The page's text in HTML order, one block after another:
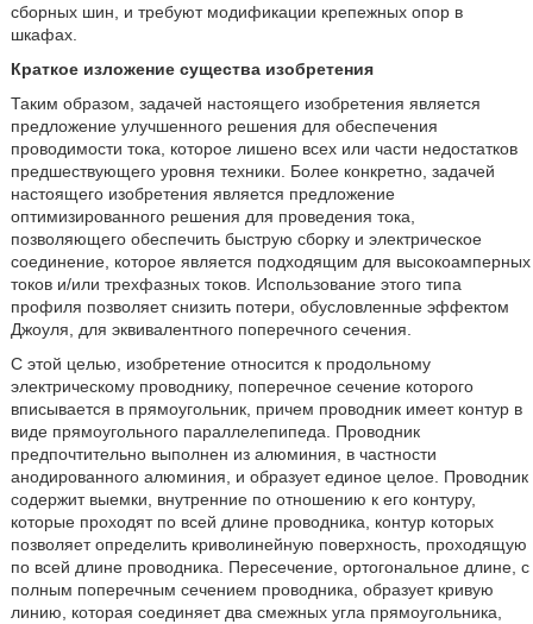
сборных шин, и требуют модификации крепежных опор в
шкафах.
Краткое изложение существа изобретения
Таким образом, задачей настоящего изобретения является
предложение улучшенного решения для обеспечения
проводимости тока, которое лишено всех или части недостатков
предшествующего уровня техники. Более конкретно, задачей
настоящего изобретения является предложение
оптимизированного решения для проведения тока,
позволяющего обеспечить быструю сборку и электрическое
соединение, которое является подходящим для высокоамперных
токов и/или трехфазных токов. Использование этого типа
профиля позволяет снизить потери, обусловленные эффектом
Джоуля, для эквивалентного поперечного сечения.
С этой целью, изобретение относится к продольному
электрическому проводнику, поперечное сечение которого
вписывается в прямоугольник, причем проводник имеет контур в
виде прямоугольного параллелепипеда. Проводник
предпочтительно выполнен из алюминия, в частности
анодированного алюминия, и образует единое целое. Проводник
содержит выемки, внутренние по отношению к его контуру,
которые проходят по всей длине проводника, контур которых
позволяет определить криволинейную поверхность, проходящую
по всей длине проводника. Пересечение, ортогональное длине, с
полным поперечным сечением проводника, образует кривую
линию, которая соединяет два смежных угла прямоугольника,